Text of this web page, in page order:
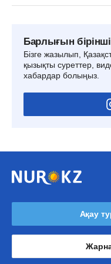
Барлығын
Бізге жазылып,
қызықты суреттер,
хабардар болыңыз.
Ақау